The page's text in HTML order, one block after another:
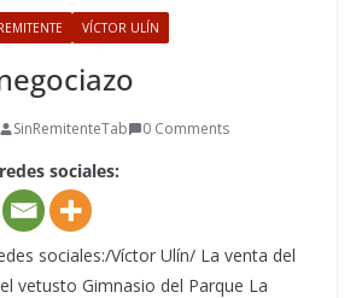
VÍCTOR ULÍN
SinRemitenteTab 0 Comments
sociales:
sociales:/Víctor Ulín/ La venta del
vetusto Gimnasio del Parque La